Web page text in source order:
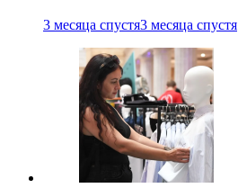
3 месяца спустя3 месяца спустя